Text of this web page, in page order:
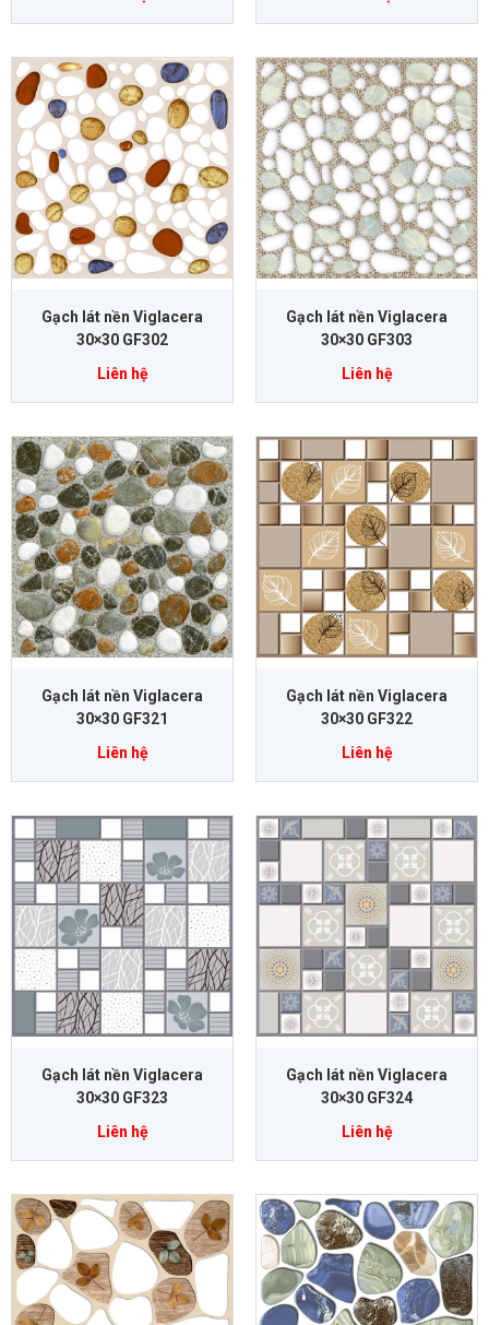
Gạch lát nền Viglacera
30×30 GF302
Liên hệ
Gạch lát nền Viglacera
30×30 GF303
Liên hệ
Gạch lát nền Viglacera
30×30 GF321
Liên hệ
Gạch lát nền Viglacera
30×30 GF322
Liên hệ
Gạch lát nền Viglacera
30×30 GF323
Liên hệ
Gạch lát nền Viglacera
30×30 GF324
Liên hệ